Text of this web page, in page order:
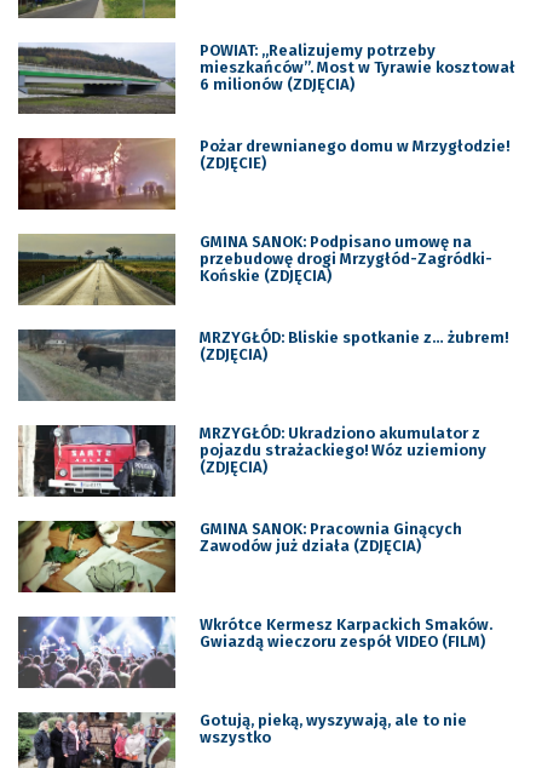
POWIAT: „Realizujemy potrzeby
mieszkańców”. Most w Tyrawie kosztował
6 milionów (ZDJĘCIA)
Pożar drewnianego domu w Mrzygłodzie!
(ZDJĘCIE)
GMINA SANOK: Podpisano umowę na
przebudowę drogi Mrzygłód-Zagródki-
Końskie (ZDJĘCIA)
MRZYGŁÓD: Bliskie spotkanie z… żubrem!
(ZDJĘCIA)
MRZYGŁÓD: Ukradziono akumulator z
pojazdu strażackiego! Wóz uziemiony
(ZDJĘCIA)
GMINA SANOK: Pracownia Ginących
Zawodów już działa (ZDJĘCIA)
Wkrótce Kermesz Karpackich Smaków.
Gwiazdą wieczoru zespół VIDEO (FILM)
Gotują, pieką, wyszywają, ale to nie
wszystko